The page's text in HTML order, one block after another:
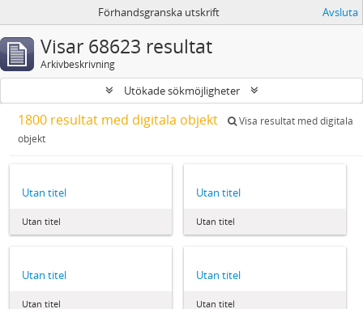
Förhandsgranska utskrift Avsluta
Visar 68623 resultat
Arkivbeskrivning
Utökade sökmöjligheter
1800 resultat med digitala objekt
Visa resultat med digitala
objekt
Utan titel
Utan titel
Utan titel
Utan titel
Utan titel
Utan titel
Utan titel
Utan titel